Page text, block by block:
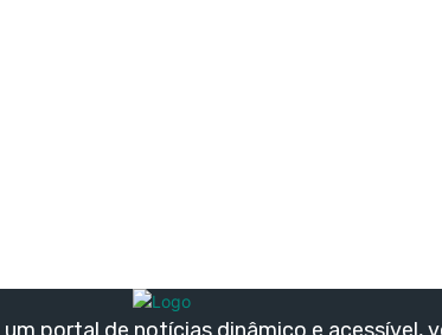
um portal de notícias dinâmico e acessível,